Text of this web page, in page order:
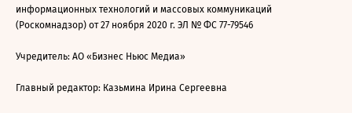
информационных технологий и массовых коммуникаций
(Роскомнадзор) от 27 ноября 2020 г. ЭЛ № ФС 77-79546
Учредитель: АО «Бизнес Ньюс Медиа»
Главный редактор: Казьмина Ирина Сергеевна